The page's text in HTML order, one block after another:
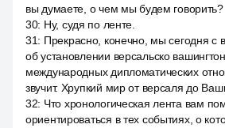
вы думаете, о чем мы будем говорить?
30: Ну, судя по ленте.
31: Прекрасно, конечно, мы сегодня с
об установлении версальско
международных дипломатических
звучит. Хрупкий мир от версаля до
32: Что хронологическая лента вам
ориентироваться в тех событиях, о